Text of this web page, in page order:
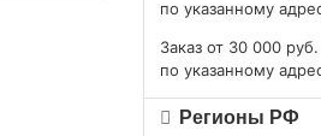
по указанному
Заказ от 30 000
по указанному
Регионы РФ